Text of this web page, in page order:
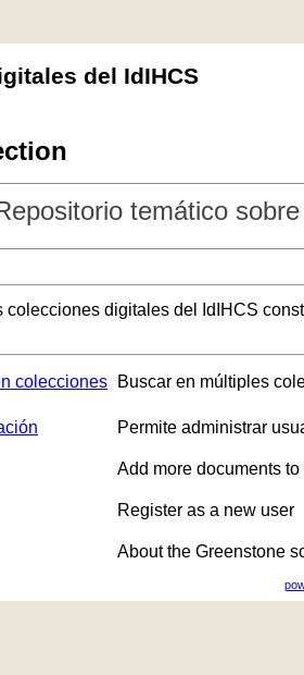
del IdIHCS
temático
colecciones digitales del IdIHCS
colecciones Buscar en múltiples
Permite administrar
Add more documents
Register as a new user
About the Greenstone